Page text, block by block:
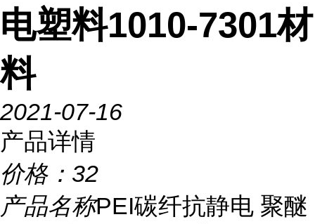
电塑料1010-7301材
料
2021-07-16
产品详情
价格： 32
产品名称PEI碳纤抗静电 聚醚